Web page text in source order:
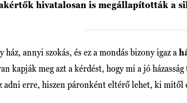
hivatalosan is megállapították a
ház, annyi szokás, és ez a mondás bizony igaz a
kapják meg azt a kérdést, hogy mi a jó
adni erre, hiszen páronként eltérő lehet, ki mitől